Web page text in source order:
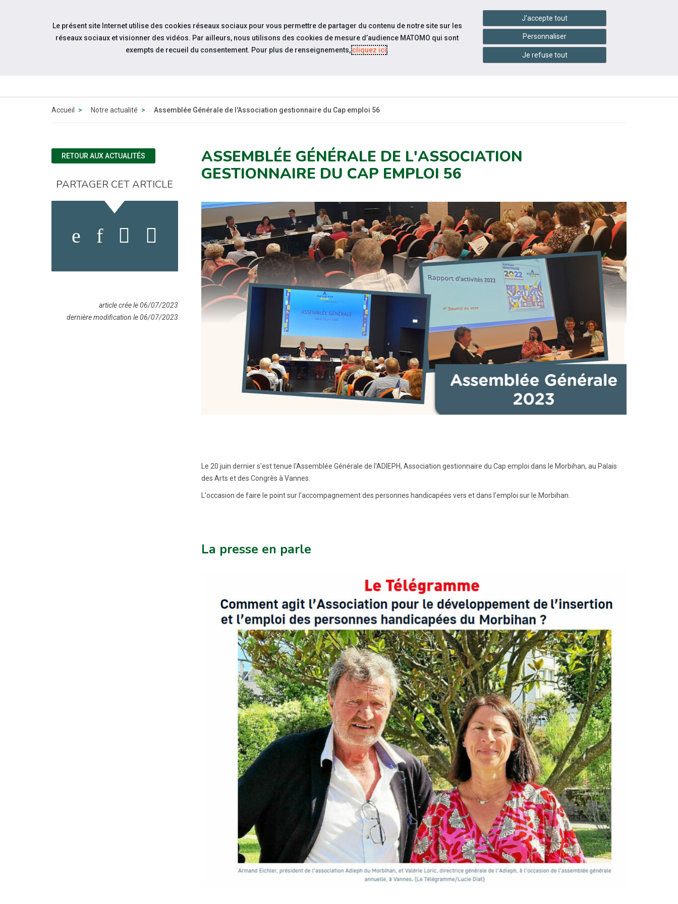
Aller au contenu
Accessibilité handshake Services en ligne
ESPACE
INFOS
PRATIQUES
RESSOURCES
Accueil Notre actualité Assemblée Générale de l'Association gestionnaire du Cap emploi 56
ASSEMBLÉE GÉNÉRALE DE L'ASSOCIATION
GESTIONNAIRE DU CAP EMPLOI 56
Le 20 juin dernier s'est tenue l'Assemblée Générale de l'ADIEPH, Association gestionnaire du Cap emploi dans le Morbihan, au Palais
des Arts et des Congrès à Vannes.
L'occasion de faire le point sur l'accompagnement des personnes handicapées vers et dans l'emploi sur le Morbihan.
La presse en parle
RETOUR AUX ACTUALITÉS
PARTAGER CET ARTICLE
article crée le 06/07/2023
dernière modification le 06/07/2023
Le présent site Internet utilise des cookies réseaux sociaux pour vous permettre de partager du contenu de notre site sur les
réseaux sociaux et visionner des vidéos. Par ailleurs, nous utilisons des cookies de mesure d’audience MATOMO qui sont
exempts de recueil du consentement. Pour plus de renseignements,cliquez ici.
J'accepte tout
Personnaliser
Je refuse tout